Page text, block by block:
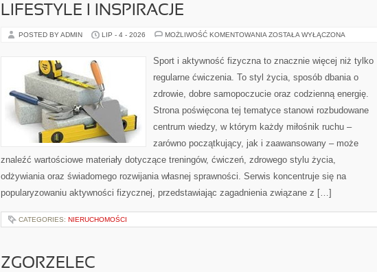
LIFESTYLE I INSPIRACJE
POSTED BY ADMIN LIP - 4 - 2026 MOŻLIWOŚĆ KOMENTOWANIA LIFESTYLE
ZOSTAŁA WYŁĄCZONA
Sport i aktywność fizyczna to znacznie więcej niż tylko
regularne ćwiczenia. To styl życia, sposób dbania o
zdrowie, dobre samopoczucie oraz codzienną energię.
Strona poświęcona tej tematyce stanowi rozbudowane
centrum wiedzy, w którym każdy miłośnik ruchu –
zarówno początkujący, jak i zaawansowany – może
znaleźć wartościowe materiały dotyczące treningów, ćwiczeń, zdrowego stylu życia,
odżywiania oraz świadomego rozwijania własnej sprawności. Serwis koncentruje się na
popularyzowaniu aktywności fizycznej, przedstawiając zagadnienia związane z […]
CATEGORIES: NIERUCHOMOŚCI
ZGORZELEC